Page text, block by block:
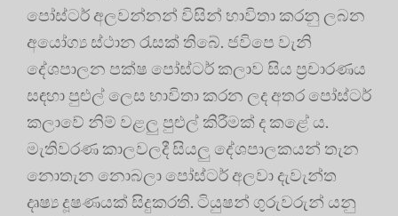
පෝස්ටර් අලවන්නන් විසින් භාවිතා කරනු ලබන
අයෝග්‍ය ස්ථාන රැසක් තිබේ. ජවිපෙ වැනි
දේශපාලන පක්ෂ පෝස්ටර් කලාව සිය ප්‍රචාරණය
සඳහා පුළුල් ලෙස භාවිතා කරන ලද අතර පෝස්ටර්
කලාවේ නිම් වළලු පුළුල් කිරීමක් ද කළේ ය.
මැතිවරණ කාලවලදී සියලු දේශපාලකයන් තැන
නොතැන නොබලා පෝස්ටර් අලවා දැවැන්ත
දෘෂ්‍ය දූෂණයක් සිදුකරති. ටියුෂන් ගුරුවරුන් යනු